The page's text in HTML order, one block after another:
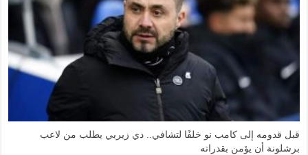
قبل قدومه إلى كامب نو خلفًا لتشافي.. دي زيربي يطلب من لاعب
برشلونة أن يؤمن بقدراته